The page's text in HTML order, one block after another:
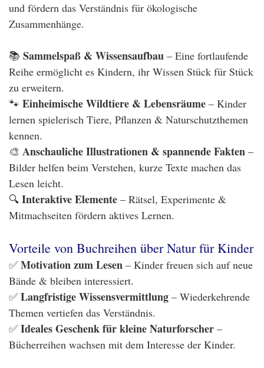
und fördern das Verständnis für ökologische
Zusammenhänge.
📚 Sammelspaß & Wissensaufbau – Eine fortlaufende
Reihe ermöglicht es Kindern, ihr Wissen Stück für Stück
zu erweitern.
🐾 Einheimische Wildtiere & Lebensräume – Kinder
lernen spielerisch Tiere, Pflanzen & Naturschutzthemen
kennen.
🎨 Anschauliche Illustrationen & spannende Fakten –
Bilder helfen beim Verstehen, kurze Texte machen das
Lesen leicht.
🔍 Interaktive Elemente – Rätsel, Experimente &
Mitmachseiten fördern aktives Lernen.
Vorteile von Buchreihen über Natur für Kinder
✅ Motivation zum Lesen – Kinder freuen sich auf neue
Bände & bleiben interessiert.
✅ Langfristige Wissensvermittlung – Wiederkehrende
Themen vertiefen das Verständnis.
✅ Ideales Geschenk für kleine Naturforscher –
Bücherreihen wachsen mit dem Interesse der Kinder.